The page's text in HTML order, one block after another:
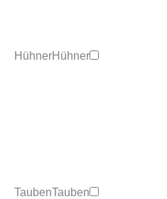
HühnerHühner
TaubenTauben